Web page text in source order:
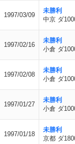
1997/03/09
未勝利
中京 ダ
1997/02/16
未勝利
小倉 ダ
1997/02/08
未勝利
小倉 ダ
1997/01/27
未勝利
小倉 ダ
1997/01/18
未勝利
京都 ダ